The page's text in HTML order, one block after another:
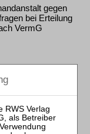
gegen
bei Erteilung
VermG
12/07
Teilnahme am